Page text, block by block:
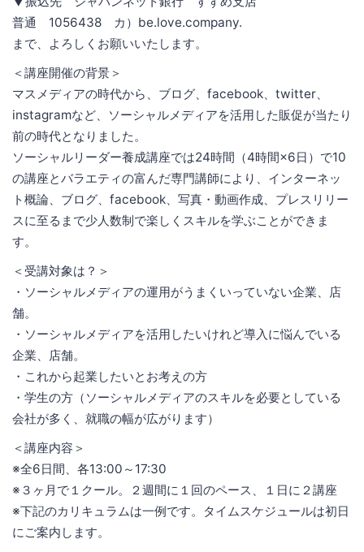
普通 1056438 カ）be.love.company.
まで、よろしくお願いいたします。
＜講座開催の背景＞
マスメディアの時代から、ブログ、facebook、twitter、
instagramなど、ソーシャルメディアを活用した販促が当たり
前の時代となりました。
ソーシャルリーダー養成講座では24時間（4時間×6日）で10
の講座とバラエティの富んだ専門講師により、インターネッ
ト概論、ブログ、facebook、写真・動画作成、プレスリリー
スに至るまで少人数制で楽しくスキルを学ぶことができま
す。
＜受講対象は？＞
・ソーシャルメディアの運用がうまくいっていない企業、店
舗。
・ソーシャルメディアを活用したいけれど導入に悩んでいる
企業、店舗。
・これから起業したいとお考えの方
・学生の方（ソーシャルメディアのスキルを必要としている
会社が多く、就職の幅が広がります）
＜講座内容＞
※全6日間、各13:00～17:30
※３ヶ月で１クール。２週間に１回のペース、１日に２講座
※下記のカリキュラムは一例です。タイムスケジュールは初日
にご案内します。